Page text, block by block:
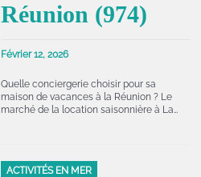
Réunion (974)
Février 12, 2026
Quelle conciergerie choisir pour sa
maison de vacances à la Réunion ? Le
marché de la location saisonnière à La…
ACTIVITÉS EN MER